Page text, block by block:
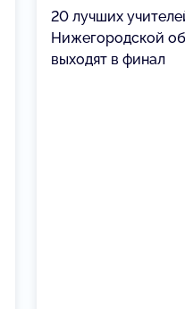
20 лучших
Нижегородской
выходят в финал